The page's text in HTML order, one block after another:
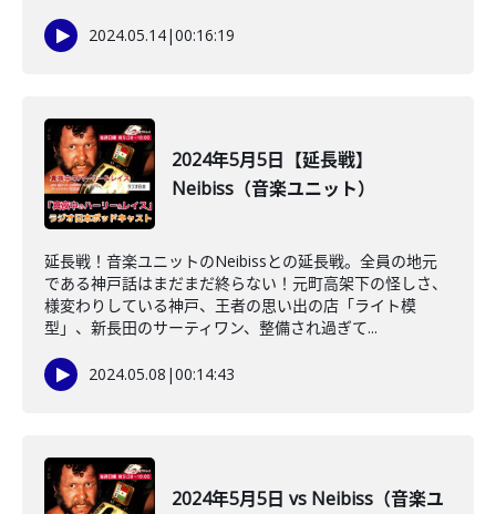
2024.05.14|00:16:19
2024年5月5日【延長戦】
Neibiss（音楽ユニット）
延長戦！音楽ユニットのNeibissとの延長戦。全員の地元
である神戸話はまだまだ終らない！元町高架下の怪しさ、
様変わりしている神戸、王者の思い出の店「ライト模
型」、新長田のサーティワン、整備され過ぎて...
2024.05.08 |00:14:43
2024年5月5日 vs Neibiss（音楽ユ